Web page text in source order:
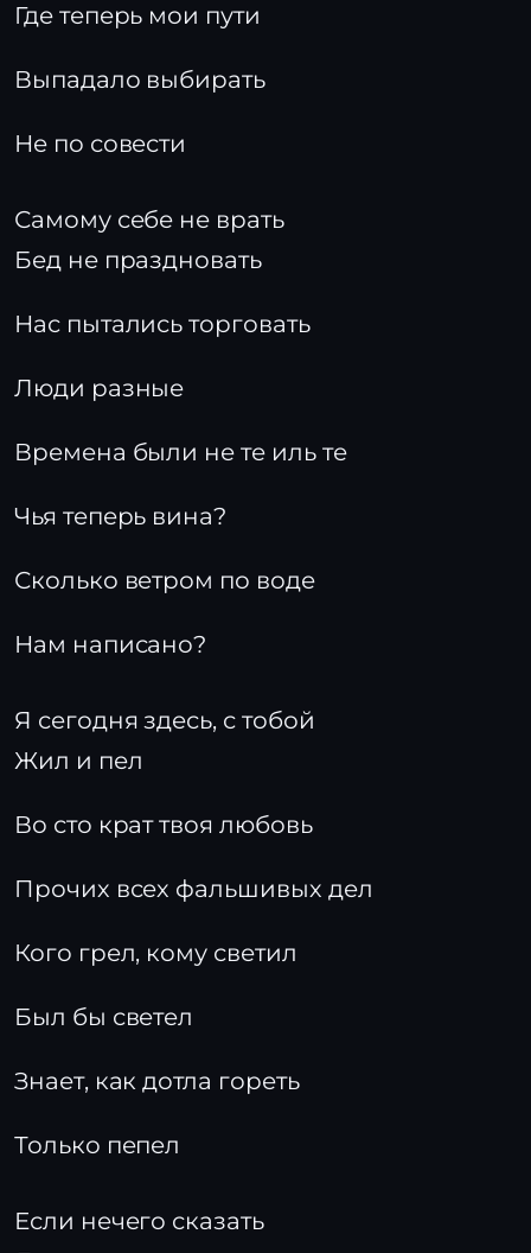
Где теперь мои пути
Выпадало выбирать
Не по совести
Самому себе не врать
Бед не праздновать
Нас пытались торговать
Люди разные
Времена были не те иль те
Чья теперь вина?
Сколько ветром по воде
Нам написано?
Я сегодня здесь, с тобой
Жил и пел
Во сто крат твоя любовь
Прочих всех фальшивых дел
Кого грел, кому светил
Был бы светел
Знает, как дотла гореть
Только пепел
Если нечего сказать